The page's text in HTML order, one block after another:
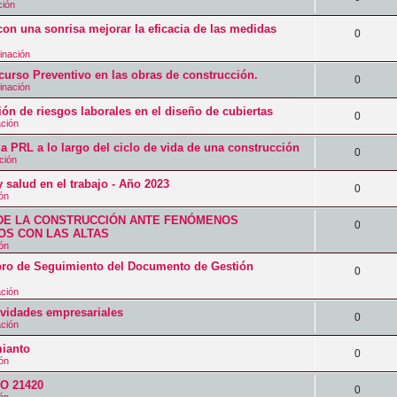
s
t
s
t
a
s
e
t
a
s
p
e
s
t
s
e
p
e
s
t
s
una sonrisa mejorar la eficacia de las medidas
0R
s
p
e
s
t
Preventivo en las obras de construcción. 0R
e
p
u
e
de riesgos laborales en el diseño de cubiertas 0R
e
p
u
e
s
t
a
s
PRL a lo largo del ciclo de vida de una construcción 0R
e
p
e
t
a
s
en el trabajo - Año 2023 0R
e
p
e
t
a
LA CONSTRUCCIÓN ANTE FENÓMENOS
CON LAS ALTAS
0R
s
u
e
t
de Seguimiento del Documento de Gestión
0R
s
p
e
empresariales 0R
e
p
0R
e
21420 0R